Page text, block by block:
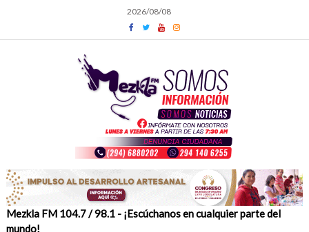
content
2026/08/08
Mezkla FM 104.7 / 98.1 - ¡Escúchanos en cualquier parte del
mundo!